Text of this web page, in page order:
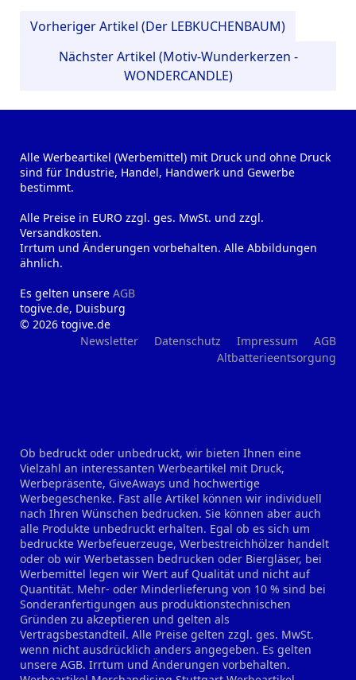
Vorheriger Artikel (Der LEBKUCHENBAUM)
Nächster Artikel (Motiv-Wunderkerzen -
WONDERCANDLE)
Alle Werbeartikel (Werbemittel) mit Druck und ohne Druck
sind für Industrie, Handel, Handwerk und Gewerbe
bestimmt.
Alle Preise in EURO zzgl. ges. MwSt. und zzgl.
Versandkosten.
Irrtum und Änderungen vorbehalten. Alle Abbildungen
ähnlich.
Es gelten unsere AGB
togive.de, Duisburg
© 2026 togive.de
Newsletter
Datenschutz Impressum
AGB
Altbatterieentsorgung
Ob bedruckt oder unbedruckt, wir bieten Ihnen eine
Vielzahl an interessanten Werbeartikel mit Druck,
Werbepräsente, GiveAways und hochwertige
Werbegeschenke. Fast alle Artikel können wir individuell
nach Ihren Wünschen bedrucken. Sie können aber auch
alle Produkte unbedruckt erhalten. Egal ob es sich um
bedruckte Werbefeuerzeuge, Werbestreichhölzer handelt
oder ob wir Werbetassen bedrucken oder Biergläser, bei
Werbemittel legen wir Wert auf Qualität und nicht auf
Quantität. Mehr- oder Minderlieferung von 10 % sind bei
Sonderanfertigungen aus produktionstechnischen
Gründen zu akzeptieren und gelten als
Vertragsbestandteil. Alle Preise gelten zzgl. ges. MwSt.
wenn nicht ausdrücklich anders angegeben. Es gelten
unsere AGB. Irrtum und Änderungen vorbehalten.